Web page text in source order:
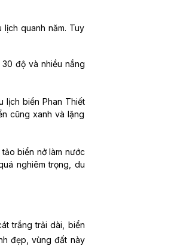
quanh năm. Tuy
độ và nhiều nắng
lịch biển Phan Thiết
cũng xanh và lặng
biển nở làm nước
nghiêm trọng, du
trắng trải dài, biển
đẹp, vùng đất này